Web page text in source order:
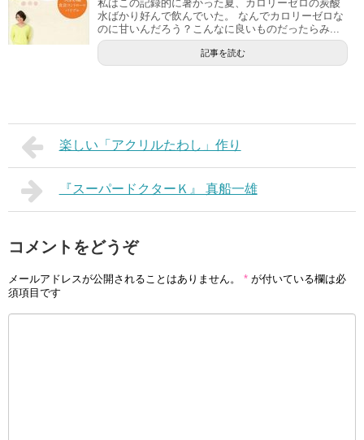
私はこの記録的に暑かった夏、カロリーゼロの炭酸
水ばかり好んで飲んでいた。 なんでカロリーゼロな
のに甘いんだろう？こんなに良いものだったらみ...
記事を読む
楽しい「アクリルたわし」作り
『スーパードクターＫ』 真船一雄
コメントをどうぞ
メールアドレスが公開されることはありません。 * が付いている欄は必
須項目です